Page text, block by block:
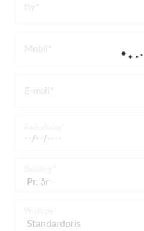
By
Mobil
E-mail